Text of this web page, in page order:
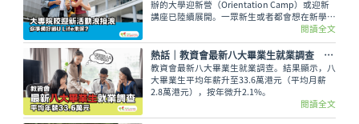
辦的大學迎新營（Orientation Camp）或迎新
講座已陸續展開。一眾新生或者都會想在新學年
早些適應新環境，結識到新的同學，迎接豐富精
彩的大學生活。
閱讀全文
熱話│教資會最新八大畢業生就業調查 平均年薪33.6萬元
教資會最新八大畢業生就業調查。結果顯示，八
大畢業生平均年薪升至33.6萬港元（平均月薪
2.8萬港元），按年微升2.1%。
閱讀全文